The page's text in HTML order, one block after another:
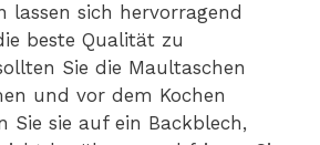
lassen sich hervorragend
beste Qualität zu
Sie die Maultaschen
und vor dem Kochen
Sie sie auf ein Backblech,